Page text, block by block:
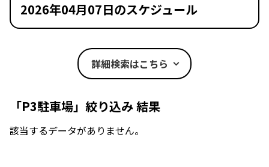
2026年04月07日のスケジュール
詳細検索はこちら
「P3駐車場」絞り込み 結果
該当するデータがありません。